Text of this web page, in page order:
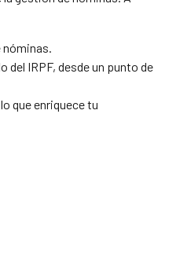
nóminas.
del IRPF, desde un punto de
que enriquece tu